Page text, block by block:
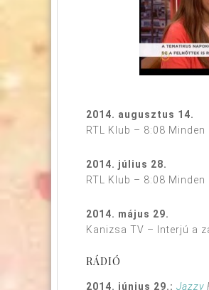
2014. augusztus 14.
RTL Klub – 8:08
2014. július 28.
RTL Klub – 8:08
2014. május 29.
Kanizsa TV – Interjú a
RÁDIÓ
2014. június 29.: Jazzy